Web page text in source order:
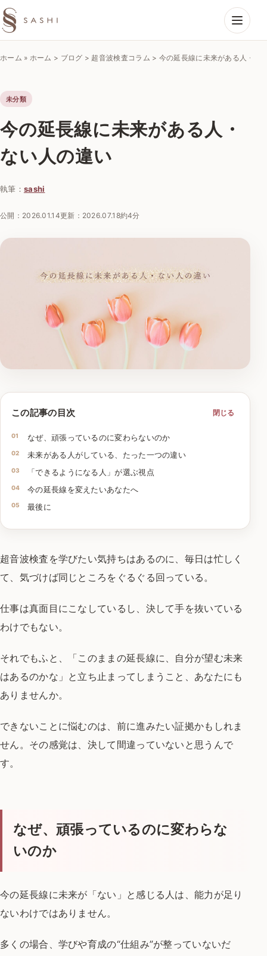
ホーム » ホーム > ブログ > 超音波検査コラム > 今の延長線に未来がある人・な
未分類
今の延長線に未来がある人・
ない人の違い
執筆： sashi
公開： 2026.01.14更新： 2026.07.18約4分
この記事の目次 閉じる
なぜ、頑張っているのに変わらないのか
未来がある人がしている、たった一つの違い
「できるようになる人」が選ぶ視点
今の延長線を変えたいあなたへ
最後に
超音波検査を学びたい気持ちはあるのに、 毎日は忙しく
て、気づけば同じところを ぐるぐる回っている。
仕事は真面目にこなしているし、 決して手を抜いている
わけでもない。
それでもふと、 「このままの延長線に、 自分が望む未来
はあるのかな」 と立ち止まってしまうこと、 あなたにも
ありませんか。
できないことに悩むのは、 前に進みたい証拠かもしれま
せん。 その感覚は、 決して間違っていないと思うんで
す。
なぜ、頑張っているのに変わらな
いのか
今の延長線に未来が「ない」と感じる人は、 能力が足り
ないわけではありません。
多くの場合、 学びや育成の“仕組み”が整っていないだ